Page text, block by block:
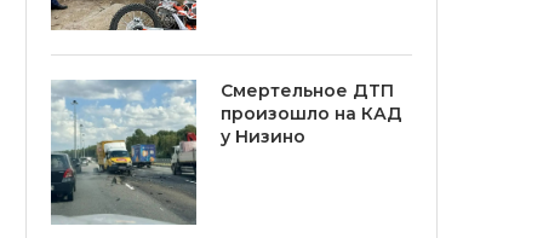
Смертельное ДТП
произошло на КАД
у Низино